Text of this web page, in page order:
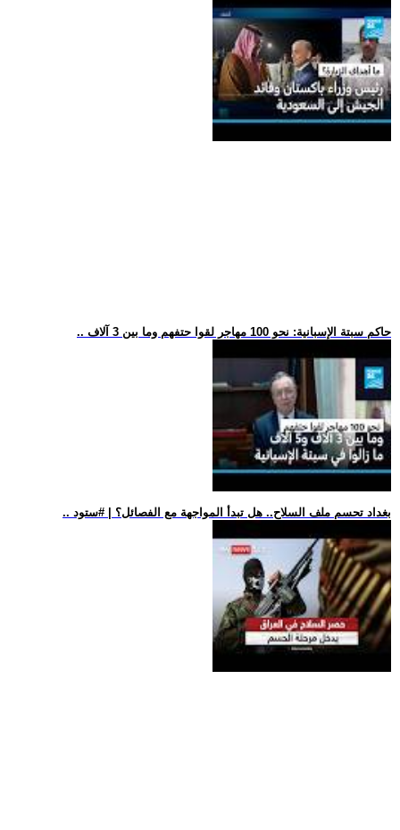
.. حاكم سبتة الإسبانية: نحو 100 مهاجر لقوا حتفهم وما بين 3 آلاف
.. بغداد تحسم ملف السلاح.. هل تبدأ المواجهة مع الفصائل؟ | #ستود